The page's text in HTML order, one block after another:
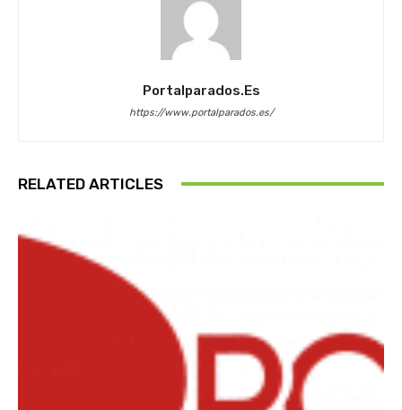
Portalparados.es
https://www.portalparados.es/
RELATED ARTICLES